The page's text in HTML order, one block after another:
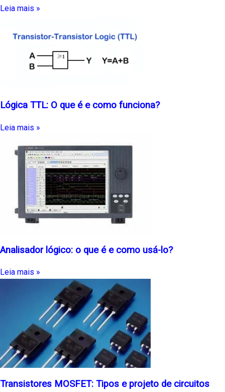
Leia mais »
Lógica TTL: O que é e como funciona?
Leia mais »
Analisador lógico: o que é e como usá-lo?
Leia mais »
Transistores MOSFET: Tipos e projeto de circuitos